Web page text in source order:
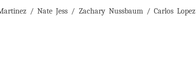
/ Nate Jess / Zachary Nussbaum / Carlos Lopez